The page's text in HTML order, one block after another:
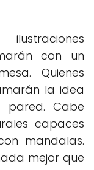
con un
Quienes
la idea
Cabe
capaces
mandalas.
mejor que